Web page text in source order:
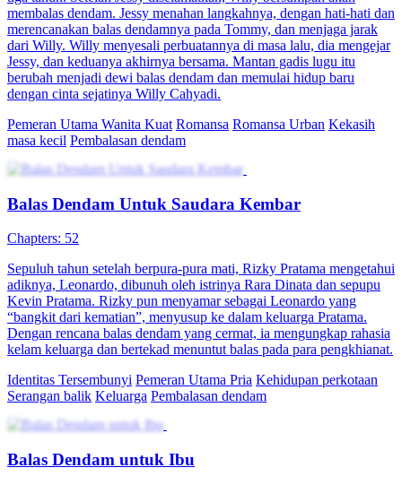
membalas dendam. Jessy menahan langkahnya, dengan hati-hati dan
merencanakan balas dendamnya pada Tommy, dan menjaga jarak
dari Willy. Willy menyesali perbuatannya di masa lalu, dia mengejar
Jessy, dan keduanya akhirnya bersama. Mantan gadis lugu itu
berubah menjadi dewi balas dendam dan memulai hidup baru
dengan cinta sejatinya Willy Cahyadi.
Pemeran Utama Wanita Kuat Romansa Romansa Urban Kekasih
masa kecil Pembalasan dendam
Balas Dendam Untuk Saudara Kembar
Chapters: 52
Sepuluh tahun setelah berpura-pura mati, Rizky Pratama mengetahui
adiknya, Leonardo, dibunuh oleh istrinya Rara Dinata dan sepupu
Kevin Pratama. Rizky pun menyamar sebagai Leonardo yang
“bangkit dari kematian”, menyusup ke dalam keluarga Pratama.
Dengan rencana balas dendam yang cermat, ia mengungkap rahasia
kelam keluarga dan bertekad menuntut balas pada para pengkhianat.
Identitas Tersembunyi Pemeran Utama Pria Kehidupan perkotaan
Serangan balik Keluarga Pembalasan dendam
Balas Dendam untuk Ibu